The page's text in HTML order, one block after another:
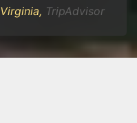
Virginia, TripAdvisor